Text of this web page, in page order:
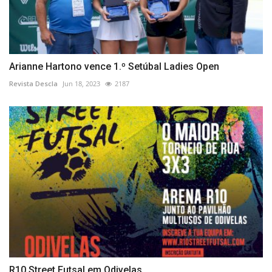
Arianne Hartono vence 1.º Setúbal Ladies Open
Revista Descla Jun 18, 2023 2187